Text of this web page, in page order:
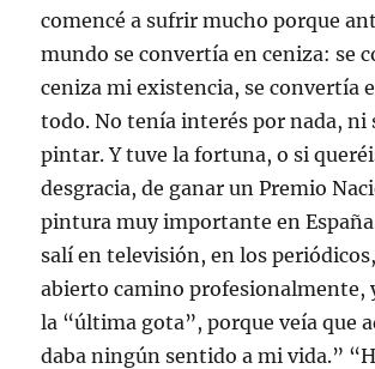
comencé a sufrir mucho porque
mundo se convertía en ceniza: se
ceniza mi existencia, se convertía
todo. No tenía interés por nada, ni
pintar. Y tuve la fortuna, o si
desgracia, de ganar un Premio
pintura muy importante en
salí en televisión, en los
abierto camino profesionalmente,
la “última gota”, porque veía que
daba ningún sentido a mi vida.”